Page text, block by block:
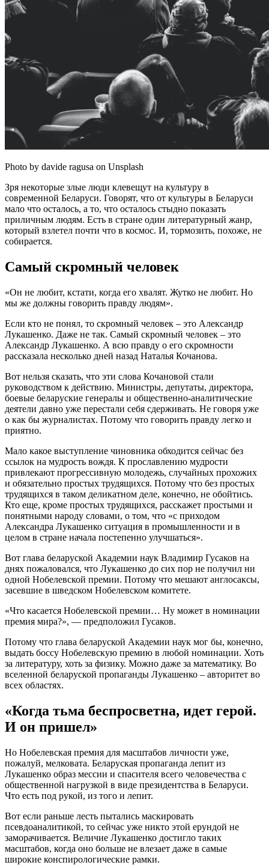
Photo by davide ragusa on Unsplash
Зря некоторые злые люди клевещут на культуру в
современной Беларуси. Говорят, что от культуры в Беларуси
мало что осталось, а то, что осталось стыдно показать
приличным людям. Есть в стране один литературный жанр,
который взлетел почти что в космос. И, тормозить, похоже, не
собирается.
Самый скромный человек
«Он не любит, кстати, когда его хвалят. Жутко не любит. Но
мы же должны говорить правду людям».
Если кто не понял, то скромный человек – это Александр
Лукашенко. Даже не так. Самый скромный человек – это
Александр Лукашенко. А всю правду о его скромности
рассказала несколько дней назад Наталья Кочанова.
Вот нельзя сказать, что эти слова Кочановой стали
руководством к действию. Министры, депутаты, директора,
боевые беларуские генералы и общественно-аналитические
деятели давно уже перестали себя сдерживать. Не говоря уже
о как бы журналистах. Потому что говорить правду легко и
приятно.
Мало какое выступление чиновника обходится сейчас без
ссылок на мудрость вождя. К прославлению мудрости
привлекают прогрессивную молодежь, случайных прохожих
и обязательно простых трудящихся. Потому что без простых
трудящихся в таком деликатном деле, конечно, не обойтись.
Кто еще, кроме простых трудящихся, расскажет простыми и
понятными народу словами, о том, что «с приходом
Александра Лукашенко ситуация в промышленности и в
целом в стране начала постепенно улучшаться».
Вот глава беларуской Академии наук Владимир Гусаков на
днях пожаловался, что Лукашенко до сих пор не получил ни
одной Нобелевской премии. Потому что мешают англосаксы,
засевшие в шведском Нобелевском комитете.
«Что касается Нобелевской премии… Ну может в номинации
премия мира?», — предположил Гусаков.
Потому что глава беларуской Академии наук мог бы, конечно,
выдать боссу Нобелевскую премию в любой номинации. Хоть
за литературу, хоть за физику. Можно даже за математику. Во
вселенной беларуской пропаганды Лукашенко – авторитет во
всех областях.
«Когда тьма беспросветна, идет герой.
И он пришел»
Но Нобелевская премия для масштабов личности уже,
пожалуй, мелковата. Беларуская пропаганда лепит из
Лукашенко образ мессии и спасителя всего человечества с
общественной нагрузкой в виде президентства в Беларуси.
Что есть под рукой, из того и лепит.
Вот если раньше лесть пытались маскировать
псевдоаналитикой, то сейчас уже никто этой ерундой не
заморачивается. Величие Лукашенко достигло таких
масштабов, когда оно больше не влезает даже в самые
широкие конспирологические рамки.